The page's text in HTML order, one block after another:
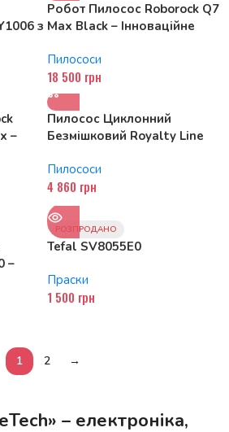
з
Робот Пилосос Roborock Q7
Max Black – Інноваційне
Дому
Пилососи
18 500 грн
–
Пилосос Циклонний
Безмішковий Royalty Line
Чищення
Пилососи
4 860 грн
–
РОЗПРОДАНО
Tefal SV8055E0
Праски
1 500 грн
1 2 →
– електроніка,